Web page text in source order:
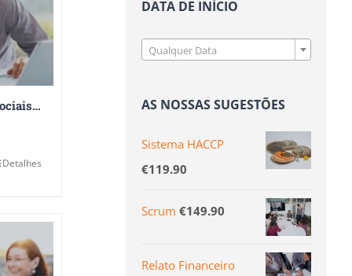
Riscos Psicossociais no Trabalho
Detalhes
DATA DE INÍCIO
Qualquer Data
AS NOSSAS SUGESTÕES
Sistema HACCP
€119.90
Scrum €149.90
Relato Financeiro